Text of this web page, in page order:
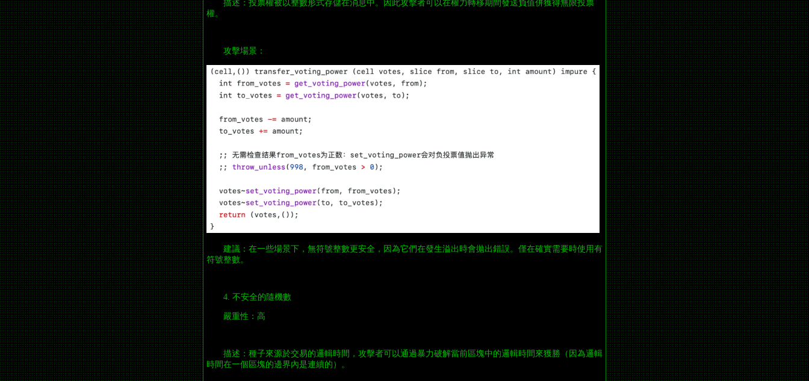
描述：投票權被以整數形式存儲在消息中。因此攻擊者可以在權力轉移期間發送負值併獲得無限投票
權。
攻擊場景：
建議：在一些場景下，無符號整數更安全，因為它們在發生溢出時會拋出錯誤。僅在確實需要時使用有
符號整數。
4. 不安全的隨機數
嚴重性：高
描述：種子來源於交易的邏輯時間，攻擊者可以通過暴力破解當前區塊中的邏輯時間來獲勝（因為邏輯
時間在一個區塊的邊界內是連續的）。